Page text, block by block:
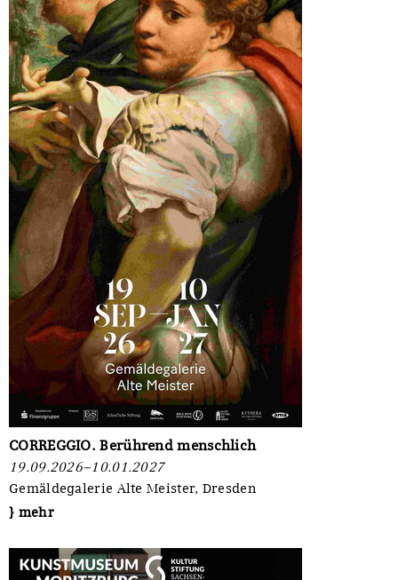
CORREGGIO. Berührend menschlich
19.09.2026–10.01.2027
Gemäldegalerie Alte Meister, Dresden
} mehr